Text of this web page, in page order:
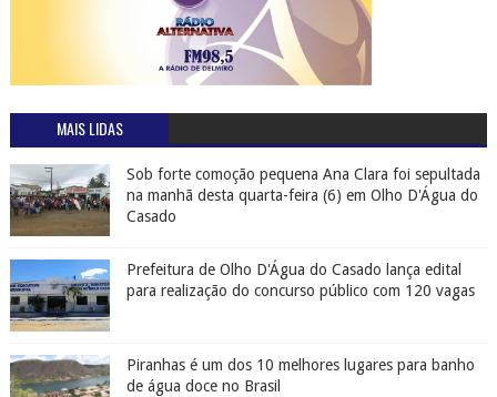
MAIS LIDAS
Sob forte comoção pequena Ana Clara foi sepultada
na manhã desta quarta-feira (6) em Olho D'Água do
Casado
Prefeitura de Olho D'Água do Casado lança edital
para realização do concurso público com 120 vagas
Piranhas é um dos 10 melhores lugares para banho
de água doce no Brasil